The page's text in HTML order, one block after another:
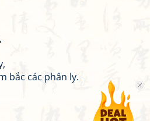
bắc các phân ly.